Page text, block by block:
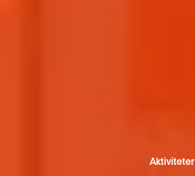
Aktiviteter